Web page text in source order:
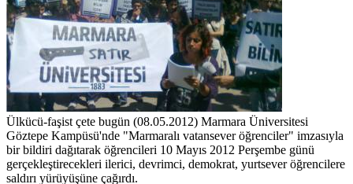
Ülkücü-faşist çete bugün (08.05.2012) Marmara Üniversitesi
Göztepe Kampüsü'nde "Marmaralı vatansever öğrenciler" imzasıyla
bir bildiri dağıtarak öğrencileri 10 Mayıs 2012 Perşembe günü
gerçekleştirecekleri ilerici, devrimci, demokrat, yurtsever öğrencilere
saldırı yürüyüşüne çağırdı.